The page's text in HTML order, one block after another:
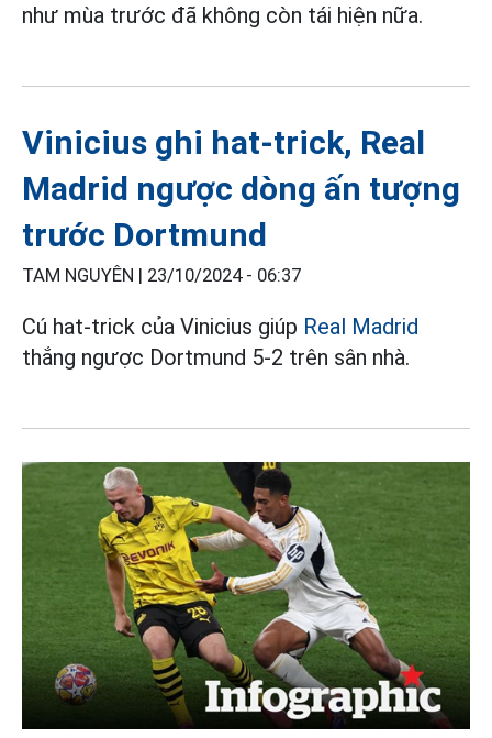
như mùa trước đã không còn tái hiện nữa.
Vinicius ghi hat-trick, Real
Madrid ngược dòng ấn tượng
trước Dortmund
TAM NGUYÊN | 23/10/2024 - 06:37
Cú hat-trick của Vinicius giúp Real Madrid
thắng ngược Dortmund 5-2 trên sân nhà.